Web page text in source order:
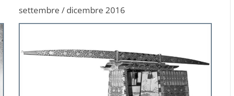
settembre / dicembre 2016